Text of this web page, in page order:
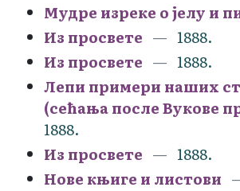
Мудре изреке о јелу и
Из просвете
1888.
Из просвете
1888.
Лепи примери наших
(сећања после Вукове
1888.
Из просвете
1888.
Нове књиге и листови